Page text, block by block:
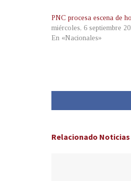
PNC procesa escena de
miércoles, 6 septiembre
En «Nacionales»
Relacionado Noticias